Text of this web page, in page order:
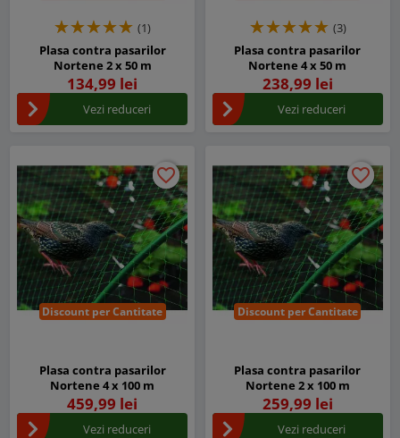
(1)
Plasa contra pasarilor
Nortene 2 x 50 m
134,99 lei
Vezi reduceri
(3)
Plasa contra pasarilor
Nortene 4 x 50 m
238,99 lei
Vezi reduceri
Discount per Cantitate
favorite_border
favorite_border
Plasa contra pasarilor
Nortene 4 x 100 m
459,99 lei
Vezi reduceri
Discount per Cantitate
favorite_border
favorite_border
Plasa contra pasarilor
Nortene 2 x 100 m
259,99 lei
Vezi reduceri